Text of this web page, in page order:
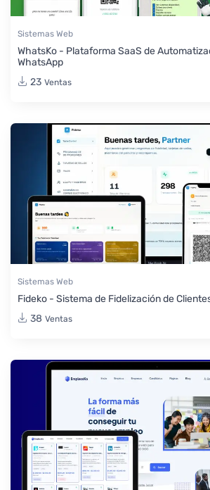
Sistemas Web
WhatsKo - Plataforma SaaS de
WhatsApp
23 Ventas
Sistemas Web
Fideko - Sistema de Fidelización de
38 Ventas